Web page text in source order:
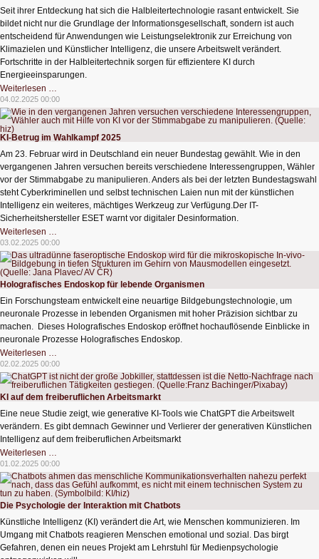
Seit ihrer Entdeckung hat sich die Halbleitertechnologie rasant entwickelt. Sie
bildet nicht nur die Grundlage der Informationsgesellschaft, sondern ist auch
entscheidend für Anwendungen wie Leistungselektronik zur Erreichung von
Klimazielen und Künstlicher Intelligenz, die unsere Arbeitswelt verändert.
Fortschritte in der Halbleitertechnik sorgen für effizientere KI durch
Energieeinsparungen.
Weiterlesen …
Schritt
in
Richtung
energiesparender
04.02.2025 00:00
KI-Betrug im Wahlkampf 2025
Am 23. Februar wird in Deutschland ein neuer Bundestag gewählt. Wie in den
vergangenen Jahren versuchen bereits verschiedene Interessengruppen, Wähler
vor der Stimmabgabe zu manipulieren. Anders als bei der letzten Bundestagswahl
steht Cyberkriminellen und selbst technischen Laien nun mit der künstlichen
Intelligenz ein weiteres, mächtiges Werkzeug zur Verfügung.Der IT-
Sicherheitshersteller ESET warnt vor digitaler Desinformation.
Weiterlesen …
Betrug
im
Wahlkampf
2025
03.02.2025 00:00
Holografisches Endoskop für lebende Organismen
Ein Forschungsteam entwickelt eine neuartige Bildgebungstechnologie, um
neuronale Prozesse in lebenden Organismen mit hoher Präzision sichtbar zu
machen. Dieses Holografisches Endoskop eröffnet hochauflösende Einblicke in
neuronale Prozesse Holografisches Endoskop.
Weiterlesen …
Endoskop
für
lebende
Organismen
02.02.2025 00:00
KI auf dem freiberuflichen Arbeitsmarkt
Eine neue Studie zeigt, wie generative KI-Tools wie ChatGPT die Arbeitswelt
verändern. Es gibt demnach Gewinner und Verlierer der generativen Künstlichen
Intelligenz auf dem freiberuflichen Arbeitsmarkt
Weiterlesen …
auf
dem
freiberuflichen
Arbeitsmarkt
01.02.2025 00:00
Die Psychologie der Interaktion mit Chatbots
Künstliche Intelligenz (KI) verändert die Art, wie Menschen kommunizieren. Im
Umgang mit Chatbots reagieren Menschen emotional und sozial. Das birgt
Gefahren, denen ein neues Projekt am Lehrstuhl für Medienpsychologie